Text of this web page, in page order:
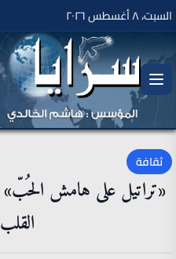
السبت، ٨ أغسطس ٢٠٢٦
ثقافة
«تراتيل على هامش